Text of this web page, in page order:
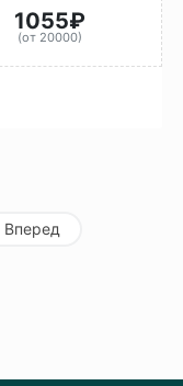
1055₽
(от 20000)
Вперед